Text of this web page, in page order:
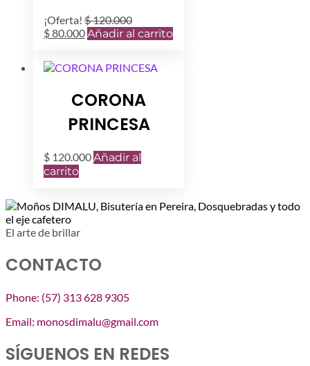
¡Oferta! $120.000
El
original
era:
$80.000El
es:
Añadir al carrito
CORONA
PRINCESA
$ 120.000Añadir al
carrito
El arte de brillar
CONTACTO
Phone: (57) 313 628 9305
Email: monosdimalu@gmail.com
SÍGUENOS EN REDES